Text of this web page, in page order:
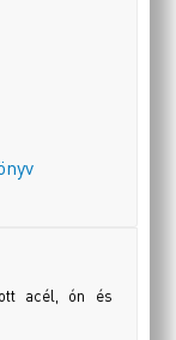
acél, ón és